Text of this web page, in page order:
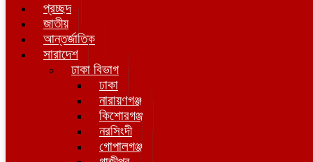
প্রচ্ছদ
জাতীয়
আন্তর্জাতিক
সারাদেশ
ঢাকা বিভাগ
ঢাকা
নারায়ণগঞ্জ
কিশোরগঞ্জ
নরসিংদী
গোপালগঞ্জ